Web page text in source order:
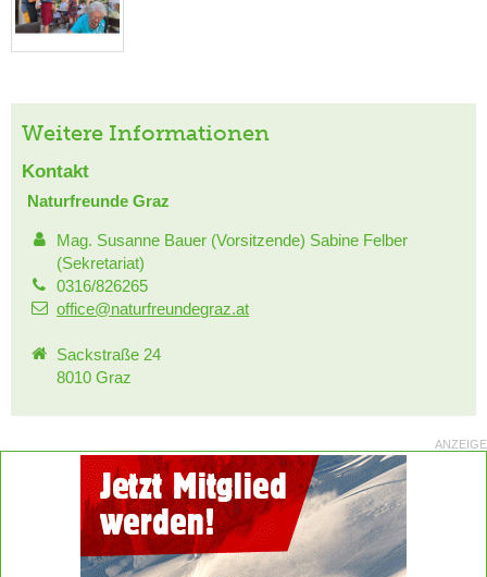
Weitere Informationen
Kontakt
Naturfreunde Graz
Mag. Susanne Bauer (Vorsitzende) Sabine Felber
(Sekretariat)
0316/826265
office@naturfreundegraz.at
Sackstraße 24
8010 Graz
ANZEIGE